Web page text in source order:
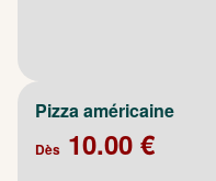
Pizza américaine
Dès 10.00 €